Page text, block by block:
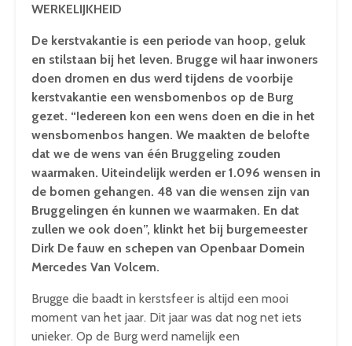
WERKELIJKHEID
De kerstvakantie is een periode van hoop, geluk
en stilstaan bij het leven. Brugge wil haar inwoners
doen dromen en dus werd tijdens de voorbije
kerstvakantie een wensbomenbos op de Burg
gezet. “Iedereen kon een wens doen en die in het
wensbomenbos hangen. We maakten de belofte
dat we de wens van één Bruggeling zouden
waarmaken. Uiteindelijk werden er 1.096 wensen in
de bomen gehangen. 48 van die wensen zijn van
Bruggelingen én kunnen we waarmaken. En dat
zullen we ook doen”, klinkt het bij burgemeester
Dirk De fauw en schepen van Openbaar Domein
Mercedes Van Volcem.
Brugge die baadt in kerstsfeer is altijd een mooi
moment van het jaar. Dit jaar was dat nog net iets
unieker. Op de Burg werd namelijk een